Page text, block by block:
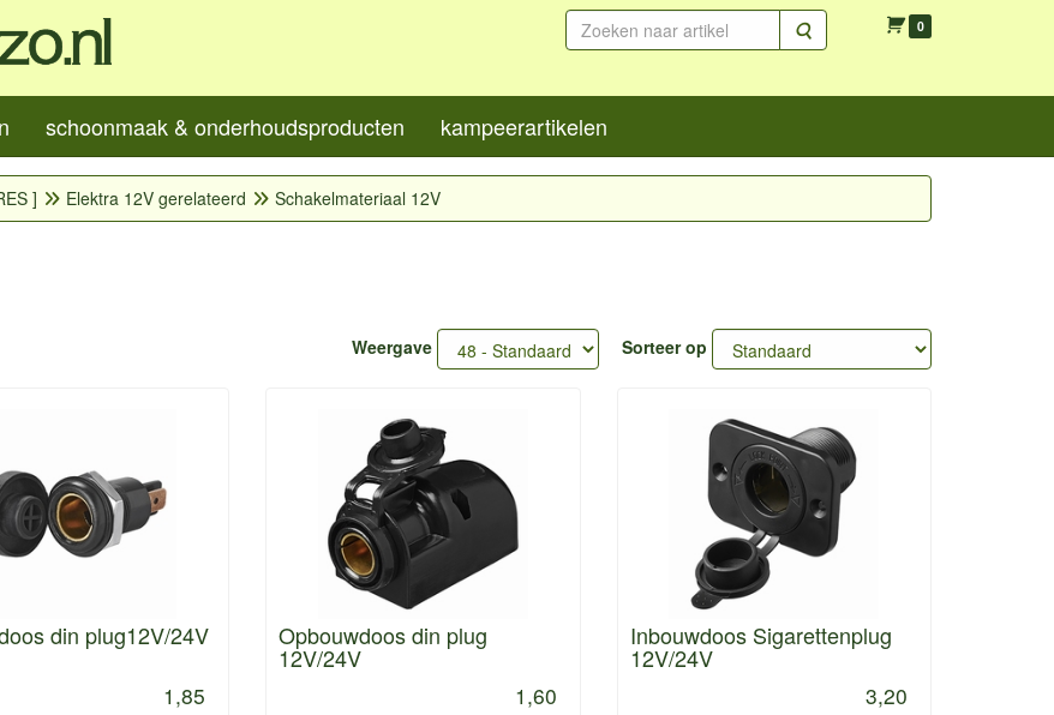
Zoeken 0
schoonmaak & onderhoudsproducten kampeerartikelen
] Elektra 12V gerelateerd Schakelmateriaal 12V
Weergave Sorteer op
din plug12V/24V
1,85
Opbouwdoos din plug
12V/24V
1,60
Inbouwdoos Sigarettenplug
12V/24V
3,20